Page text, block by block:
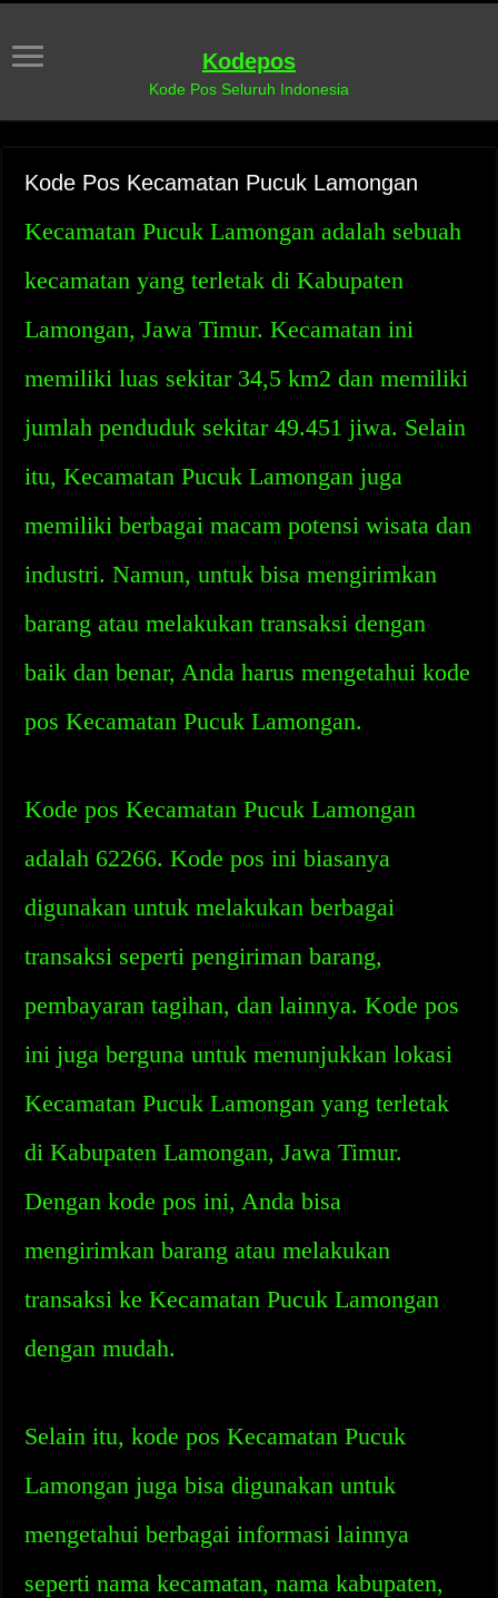
Kodepos
Kode Pos Seluruh Indonesia
Kode Pos Kecamatan Pucuk Lamongan
Kecamatan Pucuk Lamongan adalah sebuah
kecamatan yang terletak di Kabupaten
Lamongan, Jawa Timur. Kecamatan ini
memiliki luas sekitar 34,5 km2 dan memiliki
jumlah penduduk sekitar 49.451 jiwa. Selain
itu, Kecamatan Pucuk Lamongan juga
memiliki berbagai macam potensi wisata dan
industri. Namun, untuk bisa mengirimkan
barang atau melakukan transaksi dengan
baik dan benar, Anda harus mengetahui kode
pos Kecamatan Pucuk Lamongan.
Kode pos Kecamatan Pucuk Lamongan
adalah 62266. Kode pos ini biasanya
digunakan untuk melakukan berbagai
transaksi seperti pengiriman barang,
pembayaran tagihan, dan lainnya. Kode pos
ini juga berguna untuk menunjukkan lokasi
Kecamatan Pucuk Lamongan yang terletak
di Kabupaten Lamongan, Jawa Timur.
Dengan kode pos ini, Anda bisa
mengirimkan barang atau melakukan
transaksi ke Kecamatan Pucuk Lamongan
dengan mudah.
Selain itu, kode pos Kecamatan Pucuk
Lamongan juga bisa digunakan untuk
mengetahui berbagai informasi lainnya
seperti nama kecamatan, nama kabupaten,